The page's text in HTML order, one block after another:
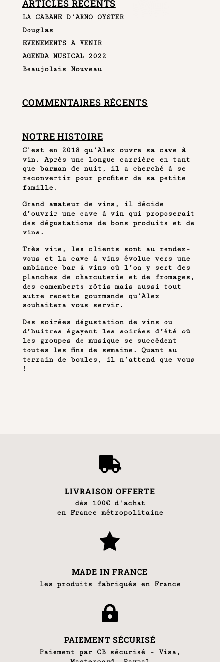
ARTICLES RÉCENTS
LA CABANE D’ARNO OYSTER
Douglas
EVENEMENTS A VENIR
AGENDA MUSICAL 2022
Beaujolais Nouveau
COMMENTAIRES RÉCENTS
NOTRE HISTOIRE
C’est en 2018 qu’Alex ouvre sa cave à
vin. Après une longue carrière en tant
que barman de nuit, il a cherché à se
reconvertir pour profiter de sa petite
famille.
Grand amateur de vins, il décide
d’ouvrir une cave à vin qui proposerait
des dégustations de bons produits et de
vins.
Très vite, les clients sont au rendez-
vous et la cave à vins évolue vers une
ambiance bar à vins où l’on y sert des
planches de charcuterie et de fromages,
des camemberts rôtis mais aussi tout
autre recette gourmande qu’Alex
souhaitera vous servir.
Des soirées dégustation de vins ou
d’huîtres égayent les soirées d’été où
les groupes de musique se succèdent
toutes les fins de semaine. Quant au
terrain de boules, il n’attend que vous
!

LIVRAISON OFFERTE
dès 100€ d'achat
en France métropolitaine

MADE IN FRANCE
les produits fabriqués en France

PAIEMENT SÉCURISÉ
Paiement par CB sécurisé - Visa,